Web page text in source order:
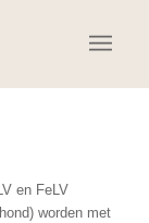
en FeLV
worden met